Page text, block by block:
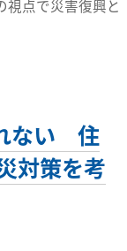
点で災害復興と
ない 住
対策を考